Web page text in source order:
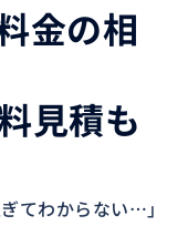
金の相
見積も
てわからない…」